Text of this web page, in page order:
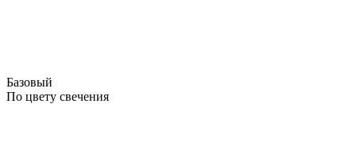
Базовый
По цвету свечения